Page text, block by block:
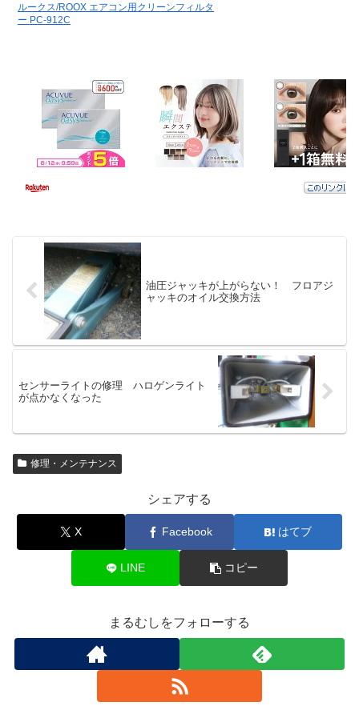
ルークス/ROOX エアコン用クリーンフィルタ
ー PC-912C
油圧ジャッキが上がらない！ フロアジ
ャッキのオイル交換方法
センサーライトの修理 ハロゲンライト
が点かなくなった
修理・メンテナンス
シェアする
X Facebook はてブ
LINE コピー
まるむしをフォローする